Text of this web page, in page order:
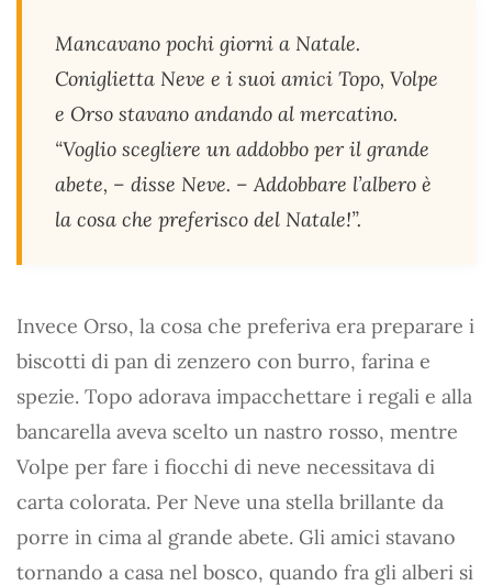
Mancavano pochi giorni a Natale.
Coniglietta Neve e i suoi amici Topo, Volpe
e Orso stavano andando al mercatino.
“Voglio scegliere un addobbo per il grande
abete, – disse Neve. – Addobbare l’albero è
la cosa che preferisco del Natale!”.
Invece Orso, la cosa che preferiva era preparare i
biscotti di pan di zenzero con burro, farina e
spezie. Topo adorava impacchettare i regali e alla
bancarella aveva scelto un nastro rosso, mentre
Volpe per fare i fiocchi di neve necessitava di
carta colorata. Per Neve una stella brillante da
porre in cima al grande abete. Gli amici stavano
tornando a casa nel bosco, quando fra gli alberi si